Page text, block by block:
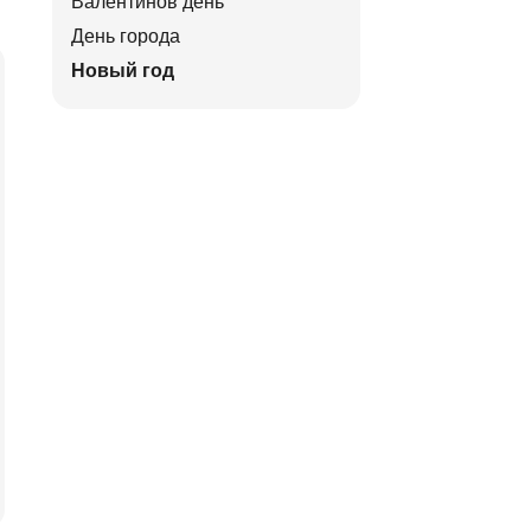
День города
Новый год